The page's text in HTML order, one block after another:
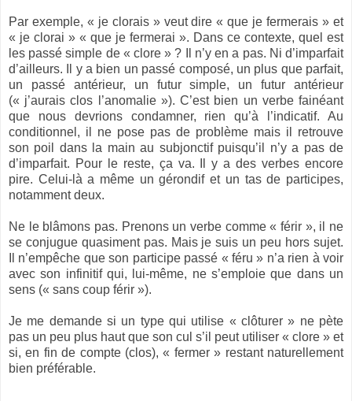
Par exemple, « je clorais » veut dire « que je fermerais » et
« je clorai » « que je fermerai ». Dans ce contexte, quel est
les passé simple de « clore » ? Il n’y en a pas. Ni d’imparfait
d’ailleurs. Il y a bien un passé composé, un plus que parfait,
un passé antérieur, un futur simple, un futur antérieur
(« j’aurais clos l’anomalie »). C’est bien un verbe fainéant
que nous devrions condamner, rien qu’à l’indicatif. Au
conditionnel, il ne pose pas de problème mais il retrouve
son poil dans la main au subjonctif puisqu’il n’y a pas de
d’imparfait. Pour le reste, ça va. Il y a des verbes encore
pire. Celui-là a même un gérondif et un tas de participes,
notamment deux.
Ne le blâmons pas. Prenons un verbe comme « férir », il ne
se conjugue quasiment pas. Mais je suis un peu hors sujet.
Il n’empêche que son participe passé « féru » n’a rien à voir
avec son infinitif qui, lui-même, ne s’emploie que dans un
sens (« sans coup férir »).
Je me demande si un type qui utilise « clôturer » ne pète
pas un peu plus haut que son cul s’il peut utiliser « clore » et
si, en fin de compte (clos), « fermer » restant naturellement
bien préférable.